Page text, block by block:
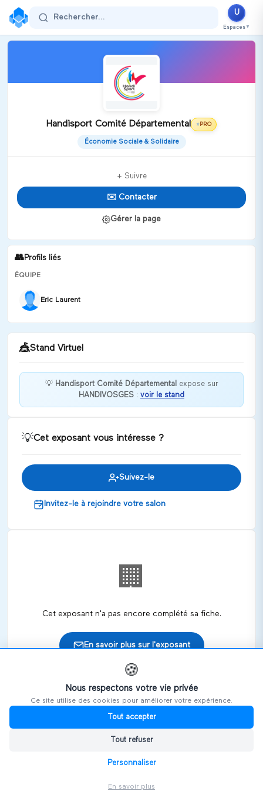
Rechercher...
U
Espaces ▼
Handisport Comité Départemental ⭐PRO
Économie Sociale & Solidaire
+ Suivre
✉️ Contacter
Gérer la page
👥Profils liés
ÉQUIPE
Eric Laurent
🎪Stand Virtuel
💡 Handisport Comité Départemental
expose sur
HANDIVOSGES : voir le stand
💡Cet exposant vous intéresse ?
Suivez-le
Invitez-le à rejoindre votre salon
🏢
Cet exposant n'a pas encore complété sa fiche.
En savoir plus sur l'exposant
🎪Retrouvez cet exposant sur les salons
🍪
Nous respectons votre vie privée
Ce site utilise des cookies pour améliorer votre expérience.
Tout accepter
Tout refuser
Personnaliser
En savoir plus